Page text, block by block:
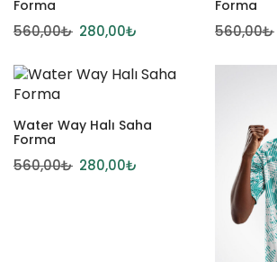
Forma
560,00₺ 280,00₺
Forma
560,00₺
Water Way Halı Saha
Forma
560,00₺ 280,00₺